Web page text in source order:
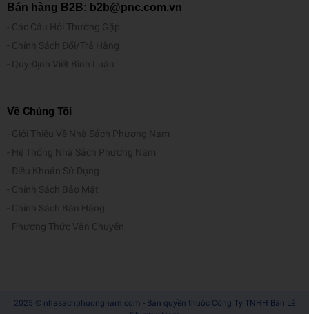
Bán hàng B2B: b2b@pnc.com.vn
Các Câu Hỏi Thường Gặp
Chính Sách Đổi/Trả Hàng
Quy Định Viết Bình Luận
Về Chúng Tôi
Giới Thiệu Về Nhà Sách Phương Nam
Hệ Thống Nhà Sách Phương Nam
Điều Khoản Sử Dụng
Chính Sách Bảo Mật
Chính Sách Bán Hàng
Phương Thức Vận Chuyển
2025 © nhasachphuongnam.com - Bản quyền thuộc Công Ty TNHH Bán Lẻ